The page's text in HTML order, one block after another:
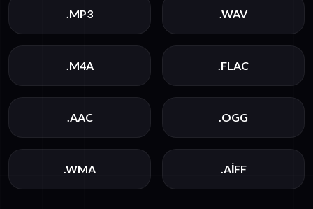
.MP3 .WAV
.M4A .FLAC
.AAC .OGG
.WMA .AIFF